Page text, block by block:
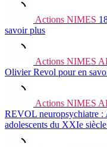
Actions NIMES
savoir plus
Actions NIMES
Olivier Revol pour en
Actions NIMES
REVOL neuropsychiatre :
adolescents du XXIe siècle